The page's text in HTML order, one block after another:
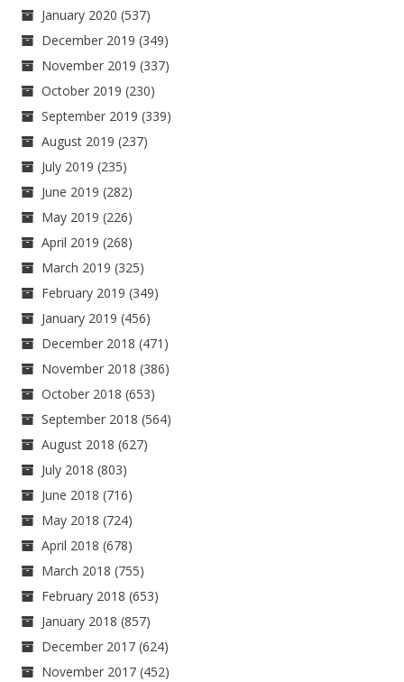
January 2020 (537)
December 2019 (349)
November 2019 (337)
October 2019 (230)
September 2019 (339)
August 2019 (237)
July 2019 (235)
June 2019 (282)
May 2019 (226)
April 2019 (268)
March 2019 (325)
February 2019 (349)
January 2019 (456)
December 2018 (471)
November 2018 (386)
October 2018 (653)
September 2018 (564)
August 2018 (627)
July 2018 (803)
June 2018 (716)
May 2018 (724)
April 2018 (678)
March 2018 (755)
February 2018 (653)
January 2018 (857)
December 2017 (624)
November 2017 (452)